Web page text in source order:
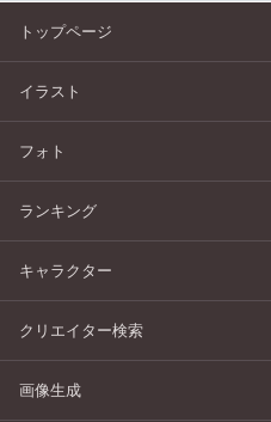
トップページ
イラスト
フォト
ランキング
キャラクター
クリエイター検索
画像生成